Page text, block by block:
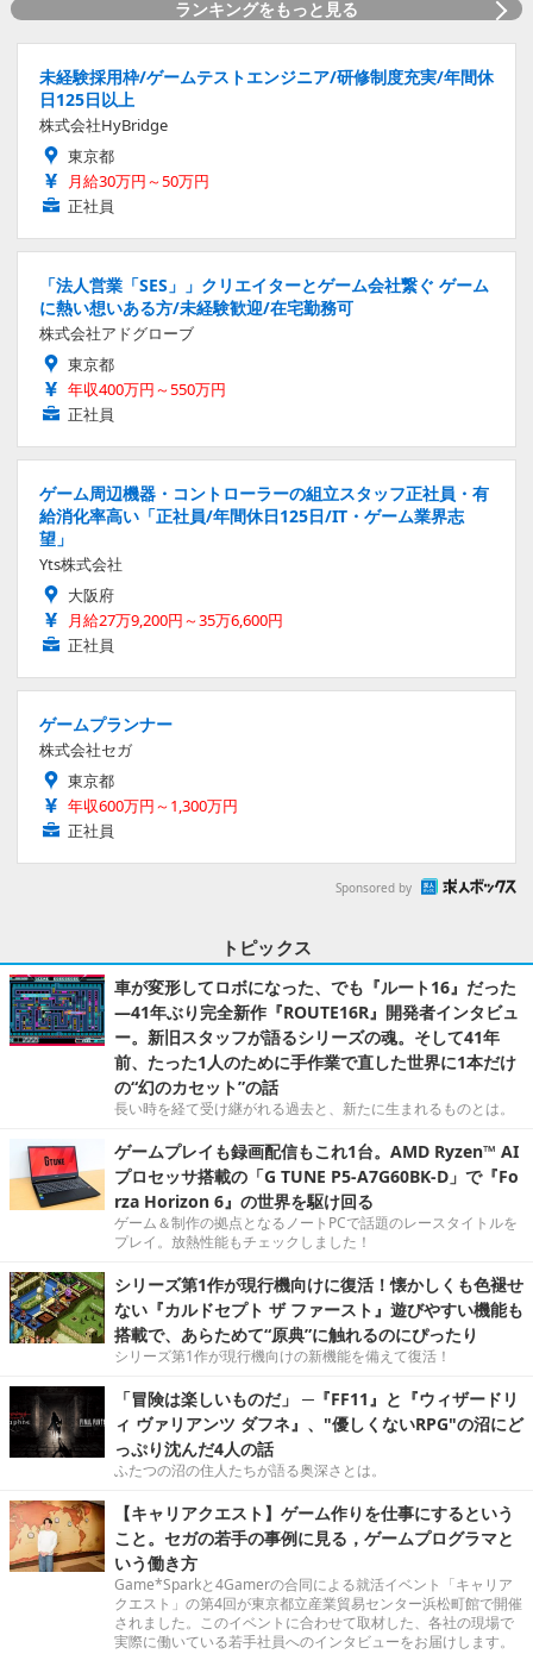
ランキングをもっと見る
未経験採用枠/ゲームテストエンジニア/研修制度充実/年間休
日125日以上
株式会社HyBridge
東京都
月給30万円～50万円
正社員
「法人営業「SES」」クリエイターとゲーム会社繋ぐ ゲーム
に熱い想いある方/未経験歓迎/在宅勤務可
株式会社アドグローブ
東京都
年収400万円～550万円
正社員
ゲーム周辺機器・コントローラーの組立スタッフ正社員・有
給消化率高い「正社員/年間休日125日/IT・ゲーム業界志
望」
Yts株式会社
大阪府
月給27万9,200円～35万6,600円
正社員
ゲームプランナー
株式会社セガ
東京都
年収600万円～1,300万円
正社員
Sponsored by
トピックス
車が変形してロボになった、でも『ルート16』だった
―41年ぶり完全新作『ROUTE16R』開発者インタビュ
ー。新旧スタッフが語るシリーズの魂。そして41年
前、たった1人のために手作業で直した世界に1本だけ
の“幻のカセット”の話
長い時を経て受け継がれる過去と、新たに生まれるものとは。
ゲームプレイも録画配信もこれ1台。AMD Ryzen™ AI
プロセッサ搭載の「G TUNE P5-A7G60BK-D」で『Fo
rza Horizon 6』の世界を駆け回る
ゲーム＆制作の拠点となるノートPCで話題のレースタイトルを
プレイ。放熱性能もチェックしました！
シリーズ第1作が現行機向けに復活！懐かしくも色褪せ
ない『カルドセプト ザ ファースト』遊びやすい機能も
搭載で、あらためて“原典”に触れるのにぴったり
シリーズ第1作が現行機向けの新機能を備えて復活！
「冒険は楽しいものだ」 ─『FF11』と『ウィザードリ
ィ ヴァリアンツ ダフネ』、"優しくないRPG"の沼にど
っぷり沈んだ4人の話
ふたつの沼の住人たちが語る奥深さとは。
【キャリアクエスト】ゲーム作りを仕事にするという
こと。セガの若手の事例に見る，ゲームプログラマと
いう働き方
Game*Sparkと4Gamerの合同による就活イベント「キャリア
クエスト」の第4回が東京都立産業貿易センター浜松町館で開催
されました。このイベントに合わせて取材した、各社の現場で
実際に働いている若手社員へのインタビューをお届けします。